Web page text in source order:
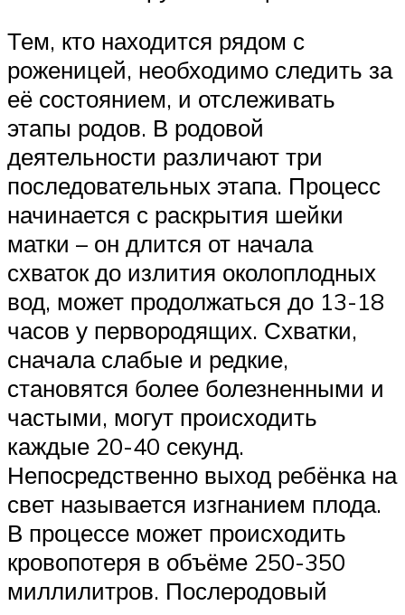
Тем, кто находится рядом с
роженицей, необходимо следить за
её состоянием, и отслеживать
этапы родов. В родовой
деятельности различают три
последовательных этапа. Процесс
начинается с раскрытия шейки
матки – он длится от начала
схваток до излития околоплодных
вод, может продолжаться до 13-18
часов у первородящих. Схватки,
сначала слабые и редкие,
становятся более болезненными и
частыми, могут происходить
каждые 20-40 секунд.
Непосредственно выход ребёнка на
свет называется изгнанием плода.
В процессе может происходить
кровопотеря в объёме 250-350
миллилитров. Послеродовый